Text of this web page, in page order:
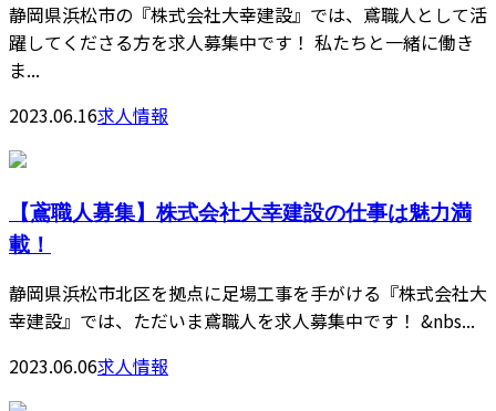
静岡県浜松市の『株式会社大幸建設』では、鳶職人として活
躍してくださる方を求人募集中です！ 私たちと一緒に働き
ま...
2023.06.16求人情報
【鳶職人募集】株式会社大幸建設の仕事は魅力満
載！
静岡県浜松市北区を拠点に足場工事を手がける『株式会社大
幸建設』では、ただいま鳶職人を求人募集中です！ &nbs...
2023.06.06求人情報